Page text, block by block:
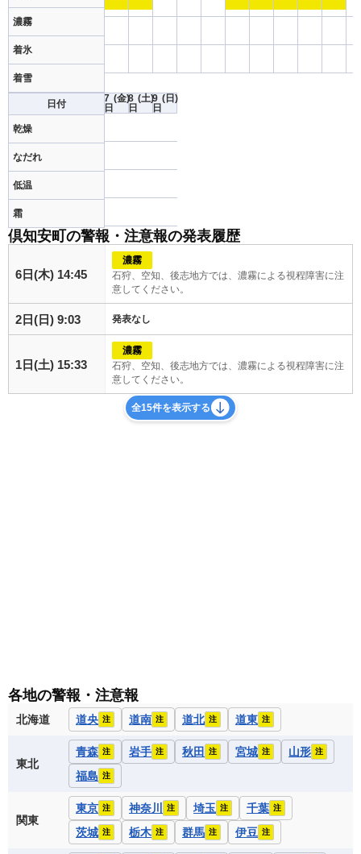
濃霧
着氷
着雪
日付
乾燥
なだれ
低温
霜
7
日
(金)8
日
(土)9
日
(日)
倶知安町の警報・注意報の発表履歴
6日(木) 14:45
濃霧
石狩、空知、後志地方では、濃霧による視程障害に注
意してください。
2日(日) 9:03 発表なし
1日(土) 15:33
濃霧
石狩、空知、後志地方では、濃霧による視程障害に注
意してください。
全15件を表示する
各地の警報・注意報
北海道 道央 注 道南 注 道北 注 道東 注
東北
青森 注 岩手 注 秋田 注 宮城 注 山形 注
福島 注
関東
東京 注 神奈川 注 埼玉 注 千葉 注
茨城 注 栃木 注 群馬 注 伊豆 注